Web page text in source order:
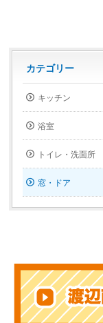
カテゴリー
キッチン
浴室
トイレ・洗面所
窓・ドア